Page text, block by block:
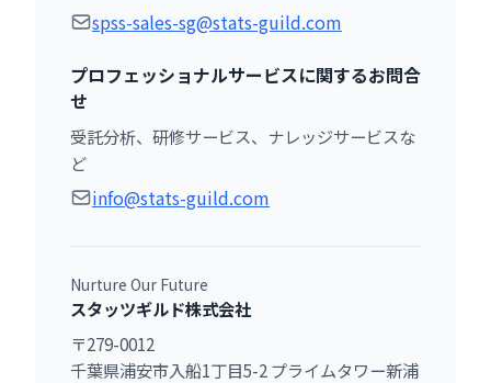
spss-sales-sg@stats-guild.com
プロフェッショナルサービスに関するお問合
せ
受託分析、研修サービス、ナレッジサービスな
ど
info@stats-guild.com
Nurture Our Future
スタッツギルド株式会社
〒279-0012
千葉県浦安市入船1丁目5-2 プライムタワー新浦